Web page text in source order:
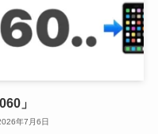
060」
年7月6日